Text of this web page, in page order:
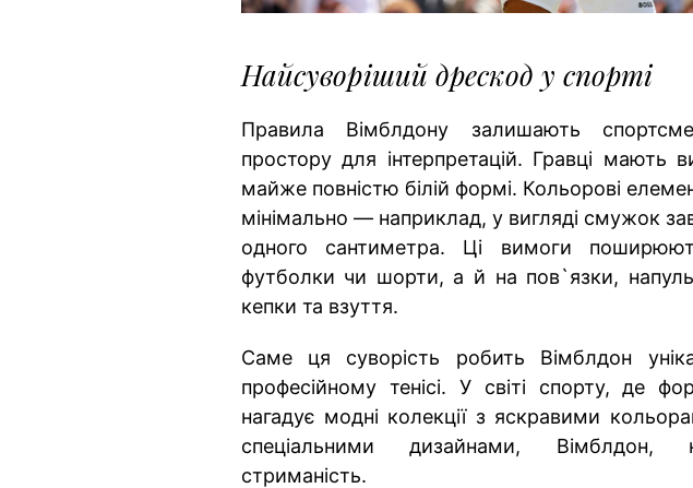
Найсуворіший дрескод у спорті
Правила Вімблдону залишають
простору для інтерпретацій. Гравці мають
майже повністю білій формі. Кольорові
мінімально — наприклад, у вигляді смужок
одного сантиметра. Ці вимоги
футболки чи шорти, а й на пов`язки,
кепки та взуття.
Саме ця суворість робить Вімблдон
професійному тенісі. У світі спорту, де
нагадує модні колекції з яскравими
спеціальними дизайнами, Вімблдон,
стриманість.